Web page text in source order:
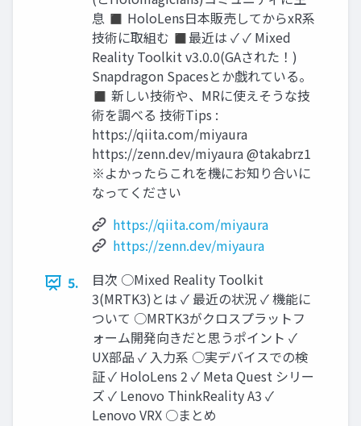
息 ◼ HoloLens日本販売してからxR系
技術に取組む ◼最近は ✓ ✓ Mixed
Reality Toolkit v3.0.0(GAされた！)
Snapdragon Spacesとか戯れている。
◼ 新しい技術や、MRに使えそうな技
術を調べる 技術Tips :
https://qiita.com/miyaura
https://zenn.dev/miyaura @takabrz1
※よかったらこれを機にお知り合いに
なってください
https://qiita.com/miyaura
https://zenn.dev/miyaura
5.
目次 ○Mixed Reality Toolkit
3(MRTK3)とは ✓ 最近の状況 ✓ 機能に
ついて ○MRTK3がクロスプラットフ
ォーム開発向きだと思うポイント ✓
UX部品 ✓ 入力系 ○実デバイスでの検
証 ✓ HoloLens 2 ✓ Meta Quest シリー
ズ ✓ Lenovo ThinkReality A3 ✓
Lenovo VRX ○まとめ